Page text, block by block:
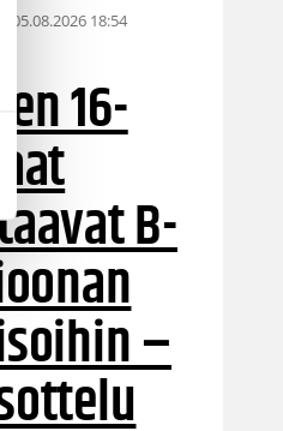
05.08.2026 18:54
16-
B-
–